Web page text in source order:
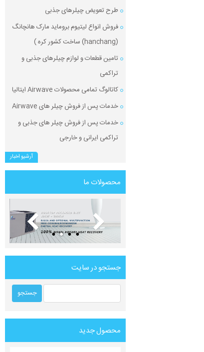
طرح تعویض چیلرهای جذبی
فروش انواع لیتیوم بروماید مارک هانچانگ
(hanchang) ساخت کشور کره )
تامین قطعات و لوازم چیلرهای جذبی و
تراکمی
کاتالوگ تمامی محصولات Airwave ایتالیا
خدمات پس از فروش چیلر های Airwave
خدمات پس از فروش چیلر های جذبی و
تراکمی ایرانی و خارجی
آرشیو اخبار
محصولات ما
جستجو در سایت
محصول جدید